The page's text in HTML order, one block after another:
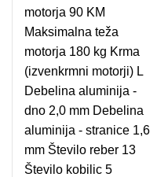
motorja 90 KM
Maksimalna teža
motorja 180 kg Krma
(izvenkrmni motorji) L
Debelina aluminija -
dno 2,0 mm Debelina
aluminija - stranice 1,6
mm Število reber 13
Število kobilic 5